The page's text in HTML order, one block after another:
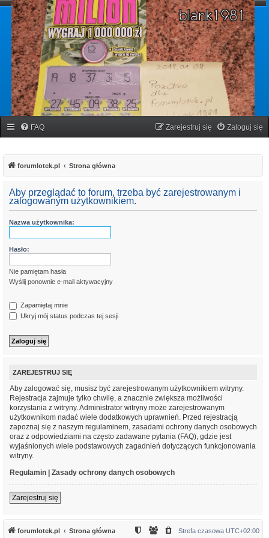
forumlotek.pl
Forum gier liczbowych
FAQ Zaloguj się
Zarejestruj się
forumlotek.pl Strona główna
Aby przeglądać to forum, trzeba być zarejestrowanym i
zalogowanym użytkownikiem.
Nazwa użytkownika:
Hasło:
Nie pamiętam hasła
Wyślij ponownie e-mail aktywacyjny
Zapamiętaj mnie
Ukryj mój status podczas tej sesji
ZAREJESTRUJ SIĘ
Aby zalogować się, musisz być zarejestrowanym użytkownikiem witryny.
Rejestracja zajmuje tylko chwilę, a znacznie zwiększa możliwości
korzystania z witryny. Administrator witryny może zarejestrowanym
użytkownikom nadać wiele dodatkowych uprawnień. Przed rejestracją
zapoznaj się z naszym regulaminem, zasadami ochrony danych osobowych
oraz z odpowiedziami na często zadawane pytania (FAQ), gdzie jest
wyjaśnionych wiele podstawowych zagadnień dotyczących funkcjonowania
witryny.
Regulamin
Zasady ochrony danych osobowych
Zarejestruj się
forumlotek.pl Strona główna Strefa czasowa UTC+02:00